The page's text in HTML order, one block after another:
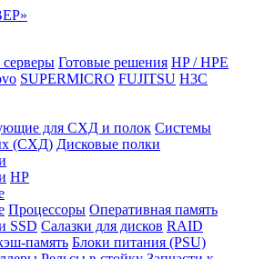
Готовые решения HP / HPE
SUPERMICRO FUJITSU H3C
для СХД и полок Системы
(СХД) Дисковые полки
HP
Процессоры Оперативная память
SSD Салазки для дисков RAID
память Блоки питания (PSU)